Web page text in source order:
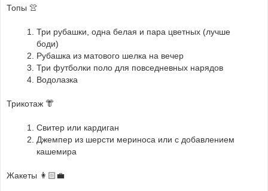
Топы 👚
Три рубашки, одна белая и пара цветных (лучше
боди)
Рубашка из матового шелка на вечер
Три футболки поло для повседневных нарядов
Водолазка
Трикотаж 👘
Свитер или кардиган
Джемпер из шерсти мериноса или с добавлением
кашемира
Жакеты 👩🏻‍💼